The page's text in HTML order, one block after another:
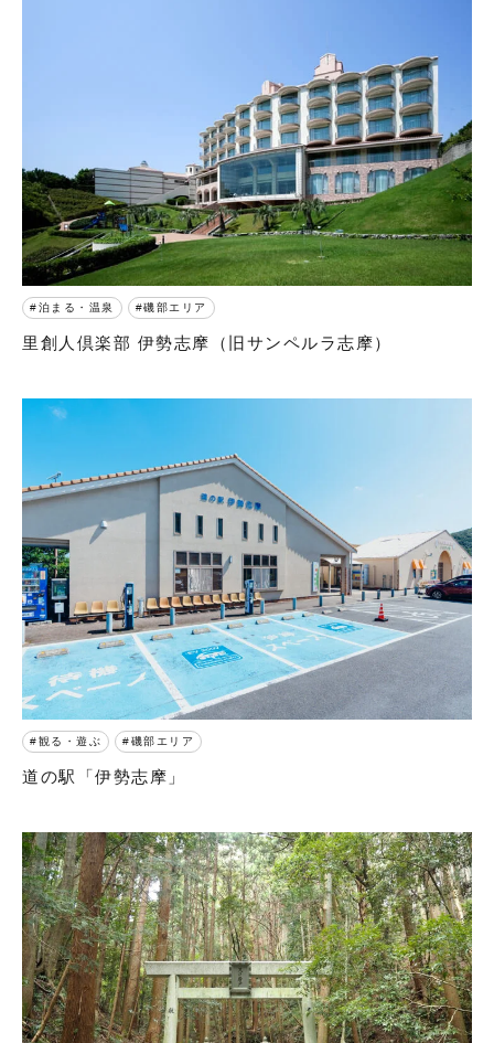
泊まる・温泉 磯部エリア
里創人倶楽部 伊勢志摩（旧サンペルラ志摩）
観る・遊ぶ 磯部エリア
道の駅「伊勢志摩」